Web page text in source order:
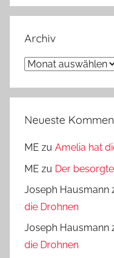
Archiv
Archiv
Neueste
ME zu Amelia hat
ME zu Der
Joseph Hausmann
die Drohnen
Joseph Hausmann
die Drohnen